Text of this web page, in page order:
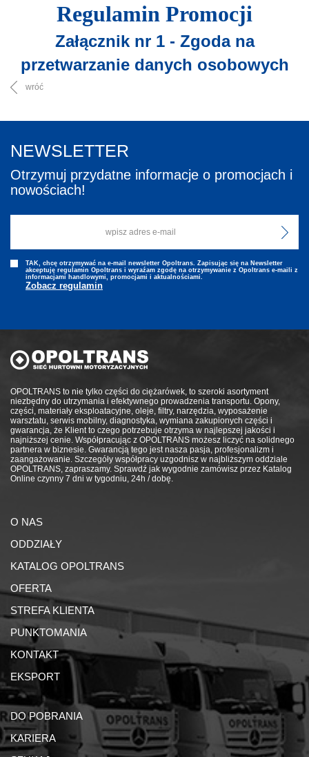
Regulamin Promocji
Załącznik nr 1 - Zgoda na
przetwarzanie danych osobowych
wróć
OPOLTRANS to nie tylko części do ciężarówek, to szeroki asortyment
niezbędny do utrzymania i efektywnego prowadzenia transportu. Opony,
części, materiały eksploatacyjne, oleje, filtry, narzędzia, wyposażenie
warsztatu, serwis mobilny, diagnostyka, wymiana zakupionych części i
gwarancja, że Klient to czego potrzebuje otrzyma w najlepszej jakości i
najniższej cenie. Współpracując z OPOLTRANS możesz liczyć na solidnego
partnera w biznesie. Gwarancją tego jest nasza pasja, profesjonalizm i
zaangażowanie. Szczegóły współpracy uzgodnisz w najbliższym oddziale
OPOLTRANS, zapraszamy. Sprawdź jak wygodnie zamówisz przez Katalog
Online czynny 7 dni w tygodniu, 24h / dobę.
O NAS
ODDZIAŁY
KATALOG OPOLTRANS
OFERTA
STREFA KLIENTA
PUNKTOMANIA
KONTAKT
EKSPORT
DO POBRANIA
KARIERA
NEWSLETTER
Otrzymuj przydatne informacje o promocjach i
nowościach!
TAK, chcę otrzymywać na e-mail newsletter Opoltrans. Zapisując się na Newsletter
akceptuję regulamin Opoltrans i wyraźam zgodę na otrzymywanie z Opoltrans e-maili z
informacjami handlowymi, promocjami i aktualnościami.
Zobacz regulamin